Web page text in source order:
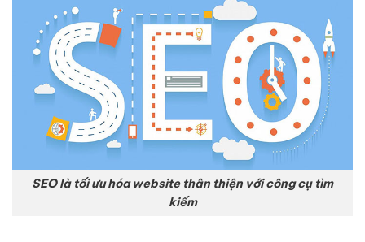
SEO là tối ưu hóa website thân thiện với công cụ tìm
kiếm